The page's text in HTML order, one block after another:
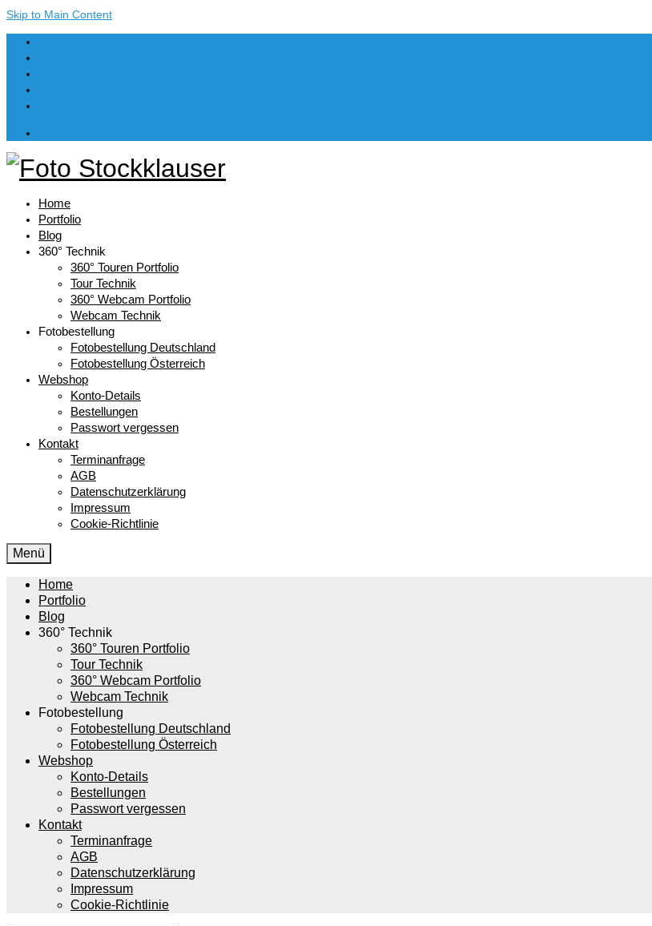
Skip to Main Content
Home
Portfolio
Blog
360° Technik
360° Touren Portfolio
Tour Technik
360° Webcam Portfolio
Webcam Technik
Fotobestellung
Fotobestellung Deutschland
Fotobestellung Österreich
Webshop
Konto-Details
Bestellungen
Passwort vergessen
Kontakt
Terminanfrage
AGB
Datenschutzerklärung
Impressum
Cookie-Richtlinie
Menü
Home
Portfolio
Blog
360° Technik
360° Touren Portfolio
Tour Technik
360° Webcam Portfolio
Webcam Technik
Fotobestellung
Fotobestellung Deutschland
Fotobestellung Österreich
Webshop
Konto-Details
Bestellungen
Passwort vergessen
Kontakt
Terminanfrage
AGB
Datenschutzerklärung
Impressum
Cookie-Richtlinie